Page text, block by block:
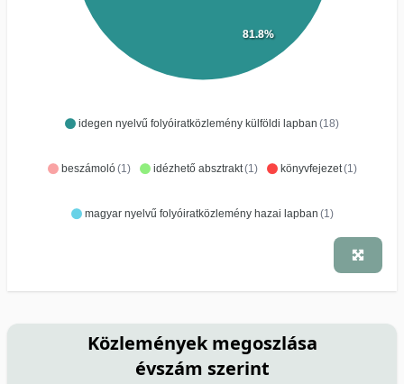
idegen nyelvű folyóiratközlemény külföldi lapban (18)
beszámoló(1) idézhető absztrakt(1) könyvfejezet(1)
magyar nyelvű folyóiratközlemény hazai lapban (1)
81.8%
Közlemények megoszlása
évszám szerint